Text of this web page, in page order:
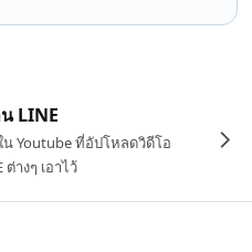
LINE
น Youtube ที่อัปโหลดวิดีโอ
างๆ เอาไว้